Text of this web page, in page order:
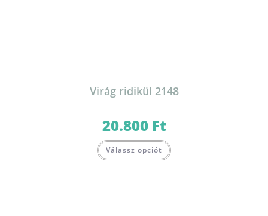
Virág ridikül 2148
20.800 Ft
Válassz opciót